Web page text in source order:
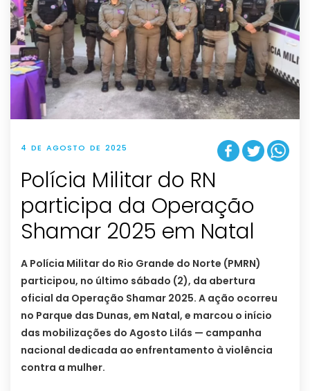
4 DE AGOSTO DE 2025
Polícia Militar do RN
participa da Operação
Shamar 2025 em Natal
A Polícia Militar do Rio Grande do Norte (PMRN)
participou, no último sábado (2), da abertura
oficial da Operação Shamar 2025. A ação ocorreu
no Parque das Dunas, em Natal, e marcou o início
das mobilizações do Agosto Lilás — campanha
nacional dedicada ao enfrentamento à violência
contra a mulher.